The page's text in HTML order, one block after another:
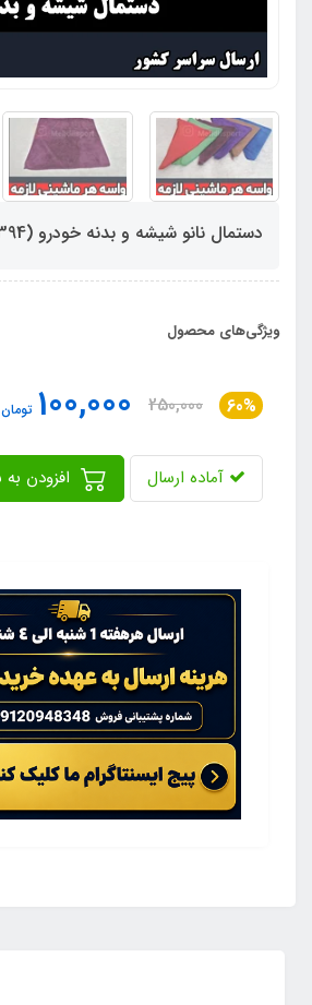
دستمال نانو شیشه و بدنه خودرو (00394)
ویژگی‌های محصول
60%
250,000
100,000 تومان
آماده ارسال